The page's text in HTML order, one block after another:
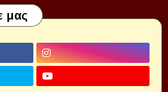
μας